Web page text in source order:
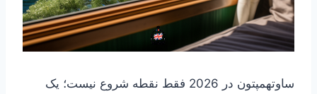
ساوتهمپتون در 2026 فقط نقطه شروع نیست؛ یک